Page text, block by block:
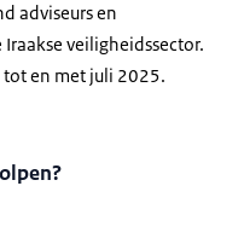
adviseurs en
veiligheidssector.
tot en met juli 2025.